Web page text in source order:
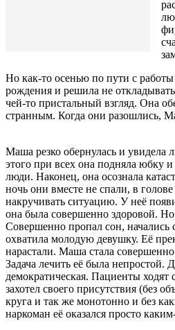
Но как-то осенью по пути с
рождения и решила не
чей-то пристальный взгляд. Она
странным. Когда они разошлись,
Маша резко обернулась и увидела
этого при всех она подняла юбку
люди. Наконец, она осознала
ночь они вместе не спали, в
накручивать ситуацию. У неё
она была совершенно здоровой.
Совершенно пропал сон, начались
охватила молодую девушку. Её
нарастали. Маша стала
Задача лечить её была непростой.
демократическая. Пациенты
захотел своего присутствия (без
круга и так же монотонно и без
наркоман её оказался просто